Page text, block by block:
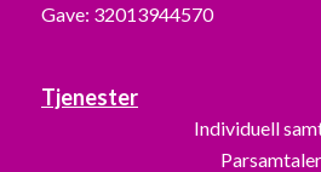
Gave: 32013944570
Tjenester
Individuell
Parsamtaler